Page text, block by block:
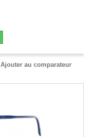
Ajouter au comparateur